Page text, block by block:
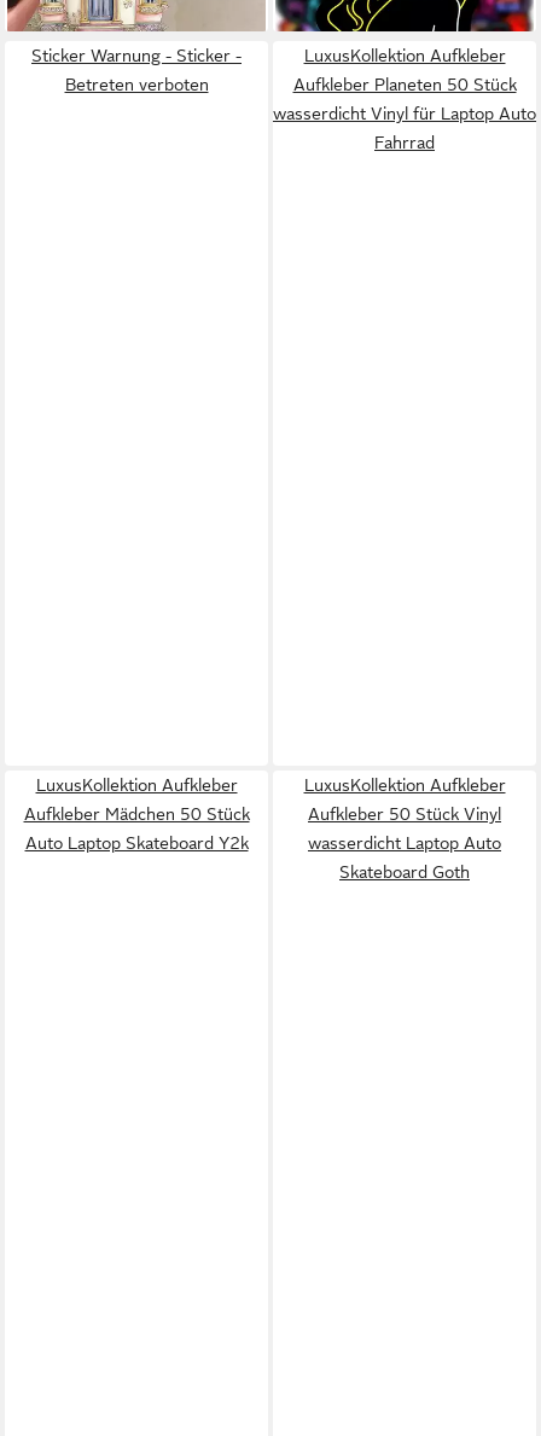
Sticker Warnung - Sticker -
Betreten verboten
LuxusKollektion Aufkleber
Aufkleber Planeten 50 Stück
wasserdicht Vinyl für Laptop Auto
Fahrrad
LuxusKollektion Aufkleber
Aufkleber Mädchen 50 Stück
Auto Laptop Skateboard Y2k
LuxusKollektion Aufkleber
Aufkleber 50 Stück Vinyl
wasserdicht Laptop Auto
Skateboard Goth